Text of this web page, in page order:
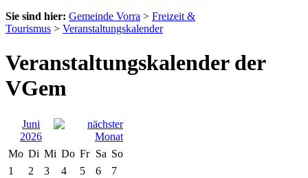
Sie sind hier: Gemeinde Vorra > Freizeit &
Tourismus > Veranstaltungskalender
Veranstaltungskalender der
VGem
Juni
2026
Mo Di Mi Do Fr Sa So
1
2 3 4 5 6
7